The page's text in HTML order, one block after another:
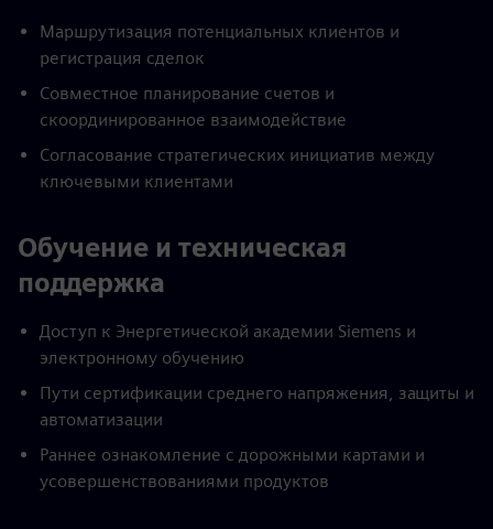
Маршрутизация потенциальных клиентов и
регистрация сделок
Совместное планирование счетов и
скоординированное взаимодействие
Согласование стратегических инициатив между
ключевыми клиентами
Обучение и техническая
поддержка
Доступ к Энергетической академии Siemens и
электронному обучению
Пути сертификации среднего напряжения, защиты и
автоматизации
Раннее ознакомление с дорожными картами и
усовершенствованиями продуктов